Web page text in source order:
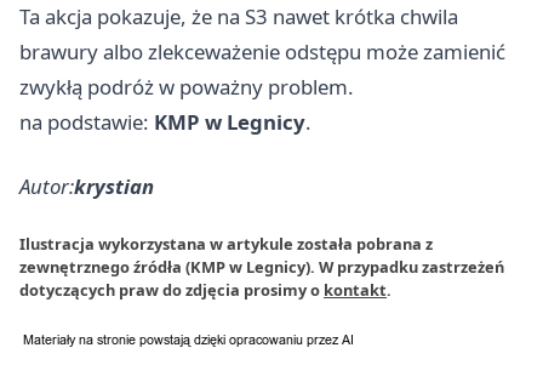
Ta akcja pokazuje, że na S3 nawet krótka chwila
brawury albo zlekceważenie odstępu może zamienić
zwykłą podróż w poważny problem.
na podstawie: KMP w Legnicy.
Autor:krystian
Ilustracja wykorzystana w artykule została pobrana z
zewnętrznego źródła (KMP w Legnicy). W przypadku zastrzeżeń
dotyczących praw do zdjęcia prosimy o kontakt.